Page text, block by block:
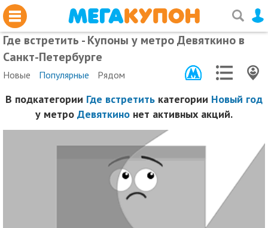
Где встретить - Купоны у метро Девяткино в
Санкт-Петербурге
Новые Популярные Рядом
В подкатегории Где встретить категории Новый год
у метро Девяткино нет активных акций.